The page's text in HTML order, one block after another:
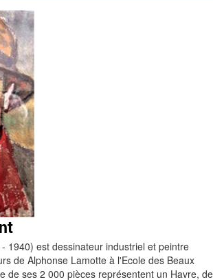
1940) est dessinateur industriel et peintre
de Alphonse Lamotte à l'Ecole des Beaux
de ses 2 000 pièces représentent un Havre, de